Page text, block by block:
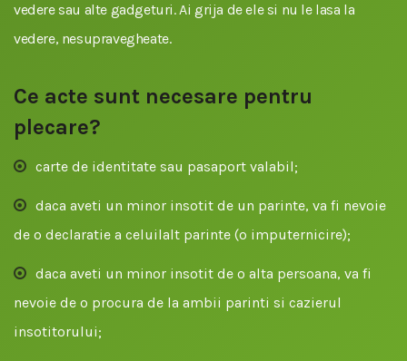
vedere sau alte gadgeturi. Ai grija de ele si nu le lasa la
vedere, nesupravegheate.
Ce acte sunt necesare pentru
plecare?
carte de identitate sau pasaport valabil;
daca aveti un minor insotit de un parinte, va fi nevoie
de o declaratie a celuilalt parinte (o imputernicire);
daca aveti un minor insotit de o alta persoana, va fi
nevoie de o procura de la ambii parinti si cazierul
insotitorului;